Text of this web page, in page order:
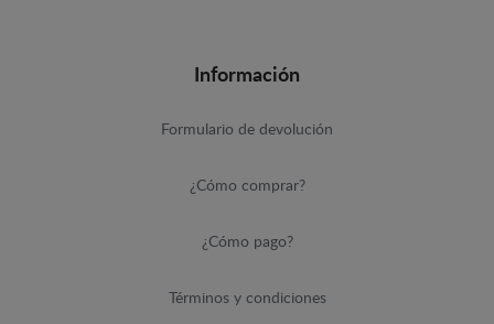
Información
Formulario de devolución
¿Cómo comprar?
¿Cómo pago?
Términos y condiciones